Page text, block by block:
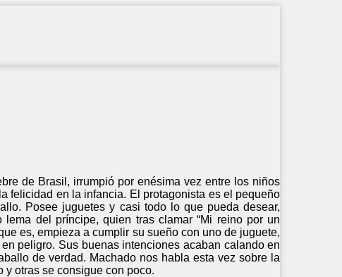
de Brasil, irrumpió por enésima vez entre los niños
felicidad en la infancia. El protagonista es el pequeño
Posee juguetes y casi todo lo que pueda desear,
del príncipe, quien tras clamar “Mi reino por un
es, empieza a cumplir su sueño con uno de juguete,
peligro. Sus buenas intenciones acaban calando en
de verdad. Machado nos habla esta vez sobre la
otras se consigue con poco.